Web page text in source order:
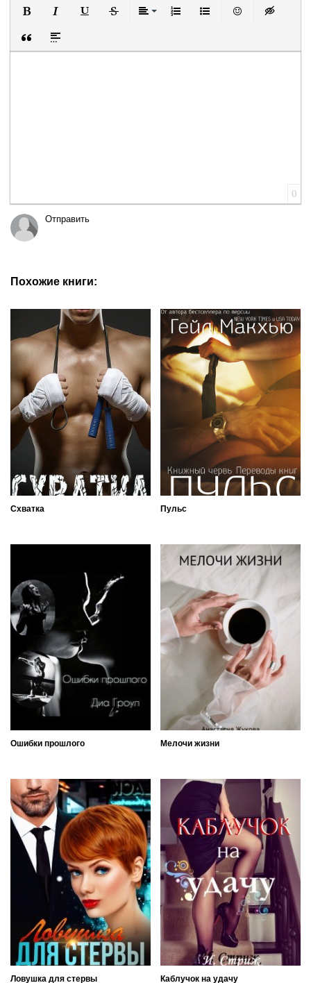
Вставка цитаты
Вставка спойлера
0
Отправить
Похожие книги:
Схватка Пульс
Ошибки прошлого Мелочи жизни
Ловушка для стервы Каблучок на удачу